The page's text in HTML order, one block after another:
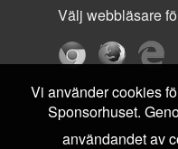
Välj webbläsare
Vi använder cookies
Sponsorhuset.
användandet av